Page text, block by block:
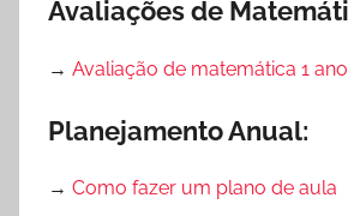
Avaliações de
→ Avaliação de matemática 1 ano
Planejamento Anual:
→ Como fazer um plano de aula